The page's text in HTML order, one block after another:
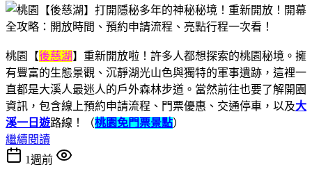
桃園【後慈湖】重新開放啦！許多人都想探索的桃園秘境。擁
有豐富的生態景觀、沉靜湖光山色與獨特的軍事遺跡，這裡一
直都是大溪人最迷人的戶外森林步道。當然前往也要了解開園
資訊，包含線上預約申請流程、門票優惠、交通停車，以及大
溪一日遊路線！（桃園免門票景點）
繼續閱讀
1週前